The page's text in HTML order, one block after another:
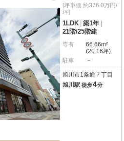
[坪単価 約376.0万円/
坪]
1LDK 築1年
21階/25階建
専有
66.66m²
(20.16坪)
駐車
－
旭川市1条通７丁目
旭川駅 徒歩4分